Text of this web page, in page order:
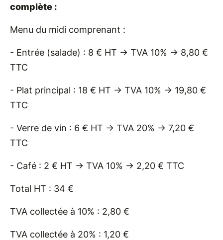
complète :
Menu du midi comprenant :
- Entrée (salade) : 8 € HT → TVA 10% → 8,80 €
TTC
- Plat principal : 18 € HT → TVA 10% → 19,80 €
TTC
- Verre de vin : 6 € HT → TVA 20% → 7,20 €
TTC
- Café : 2 € HT → TVA 10% → 2,20 € TTC
Total HT : 34 €
TVA collectée à 10% : 2,80 €
TVA collectée à 20% : 1,20 €